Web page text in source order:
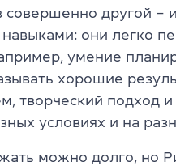
совершенно другой –
они легко
умение
хорошие
творческий подход
условиях и на
можно долго, но